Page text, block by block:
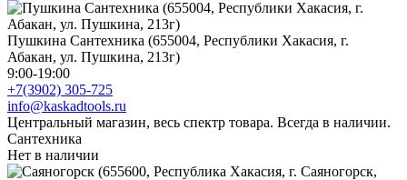
Пушкина Сантехника (655004, Республики Хакасия, г.
Абакан, ул. Пушкина, 213г)
9:00-19:00
+7(3902) 305-725
info@kaskadtools.ru
Центральный магазин, весь спектр товара. Всегда в наличии.
Сантехника
Нет в наличии